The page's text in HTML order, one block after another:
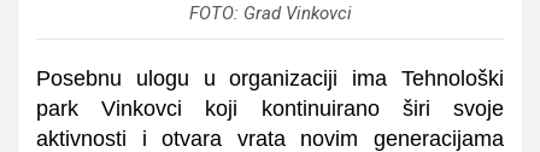
FOTO: Grad Vinkovci
Posebnu ulogu u organizaciji ima Tehnološki
park Vinkovci koji kontinuirano širi svoje
aktivnosti i otvara vrata novim generacijama